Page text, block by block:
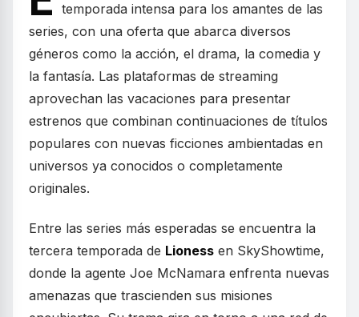
temporada intensa para los amantes de las
series, con una oferta que abarca diversos
géneros como la acción, el drama, la comedia y
la fantasía. Las plataformas de streaming
aprovechan las vacaciones para presentar
estrenos que combinan continuaciones de títulos
populares con nuevas ficciones ambientadas en
universos ya conocidos o completamente
originales.
Entre las series más esperadas se encuentra la
tercera temporada de Lioness en SkyShowtime,
donde la agente Joe McNamara enfrenta nuevas
amenazas que trascienden sus misiones